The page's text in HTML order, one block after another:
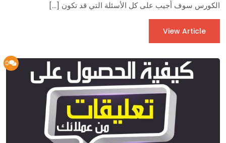
الكورس سوف أُجيب على كل الأسئلة التي قد تكون […]
View Article
0